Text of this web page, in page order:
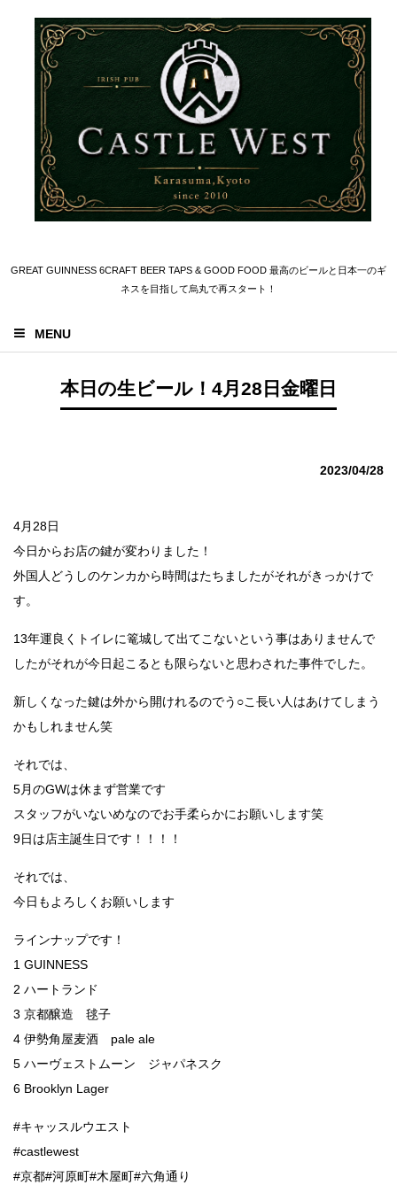
GREAT GUINNESS 6CRAFT BEER TAPS & GOOD FOOD 最高のビールと日本一のギ
ネスを目指して烏丸で再スタート！
MENU
本日の生ビール！4月28日金曜日
2023/04/28
4月28日
今日からお店の鍵が変わりました！
外国人どうしのケンカから時間はたちましたがそれがきっかけで
す。
13年運良くトイレに篭城して出てこないという事はありませんで
したがそれが今日起こるとも限らないと思わされた事件でした。
新しくなった鍵は外から開けれるのでう○こ長い人はあけてしまう
かもしれません笑
それでは、
5月のGWは休まず営業です
スタッフがいないめなのでお手柔らかにお願いします笑
9日は店主誕生日です！！！！
それでは、
今日もよろしくお願いします
ラインナップです！
1 GUINNESS
2 ハートランド
3 京都醸造 毬子
4 伊勢角屋麦酒 pale ale
5 ハーヴェストムーン ジャパネスク
6 Brooklyn Lager
#キャッスルウエスト
#castlewest
#京都#河原町#木屋町#六角通り